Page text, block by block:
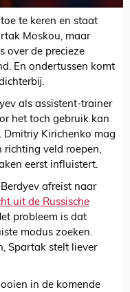
te keren en staat
Moskou, maar
over de precieze
En ondertussen komt
als assistent-trainer
het toch gebruik kan
Dmitriy Kirichenko mag
veld roepen,
eerst influistert.
afreist naar
uit de Russische
probleem is dat
modus zoeken.
Spartak stelt liever
in de komende